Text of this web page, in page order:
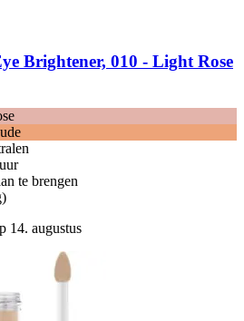
Brightener, 010 -​ Light Rose
te brengen
14. augustus